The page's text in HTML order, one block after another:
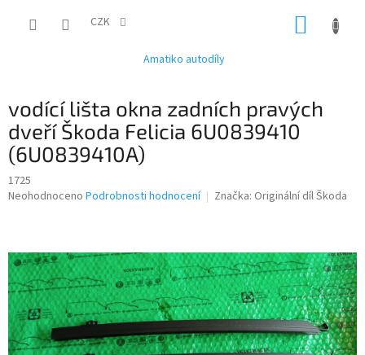
CZK
Amatiko autodíly
vodící lišta okna zadních pravých
dveří Škoda Felicia 6U0839410
(6U0839410A)
1725
Průměrné
0,0
z
5
hvězdiček.
Neohodnoceno Podrobnosti hodnocení Značka: Originální díl Škoda